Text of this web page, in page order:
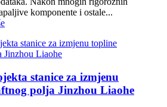
komponente i ostale...
stanice za izmjenu
polja Jinzhou Liaohe